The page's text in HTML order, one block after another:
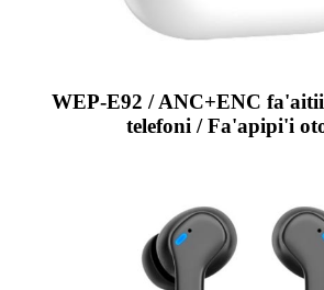
WEP-E92 / ANC+ENC
telefoni / Fa'apipi'i